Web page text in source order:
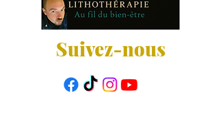
Suivez-nous